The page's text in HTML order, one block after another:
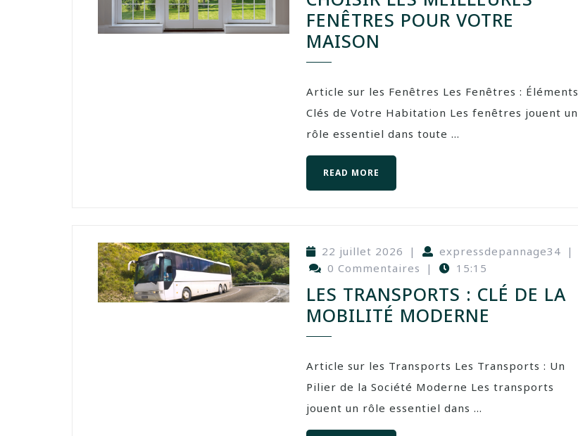
FENÊTRES POUR VOTRE
MAISON
Article sur les Fenêtres Les Fenêtres : Éléments
Clés de Votre Habitation Les fenêtres jouent un
rôle essentiel dans toute ...
READ MORE
22 juillet 2026 | expressdepannage34 |
0 Commentaires
| 15:15
LES TRANSPORTS : CLÉ DE LA
MOBILITÉ MODERNE
Article sur les Transports Les Transports : Un
Pilier de la Société Moderne Les transports
jouent un rôle essentiel dans ...